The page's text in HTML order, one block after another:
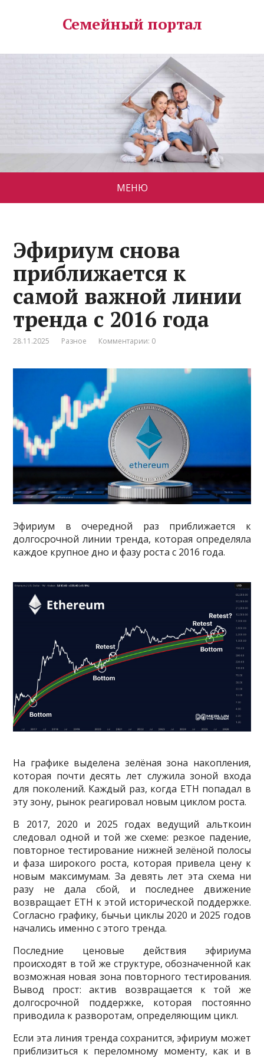
Семейный портал
МЕНЮ
Эфириум снова
приближается к
самой важной линии
тренда с 2016 года
28.11.2025 Разное Комментарии: 0
Эфириум в очередной раз приближается к
долгосрочной линии тренда, которая определяла
каждое крупное дно и фазу роста с 2016 года.
На графике выделена зелёная зона накопления,
которая почти десять лет служила зоной входа
для поколений. Каждый раз, когда ETH попадал в
эту зону, рынок реагировал новым циклом роста.
В 2017, 2020 и 2025 годах ведущий альткоин
следовал одной и той же схеме: резкое падение,
повторное тестирование нижней зелёной полосы
и фаза широкого роста, которая привела цену к
новым максимумам. За девять лет эта схема ни
разу не дала сбой, и последнее движение
возвращает ETH к этой исторической поддержке.
Согласно графику, бычьи циклы 2020 и 2025 годов
начались именно с этого тренда.
Последние ценовые действия эфириума
происходят в той же структуре, обозначенной как
возможная новая зона повторного тестирования.
Вывод прост: актив возвращается к той же
долгосрочной поддержке, которая постоянно
приводила к разворотам, определяющим цикл.
Если эта линия тренда сохранится, эфириум может
приблизиться к переломному моменту, как и в